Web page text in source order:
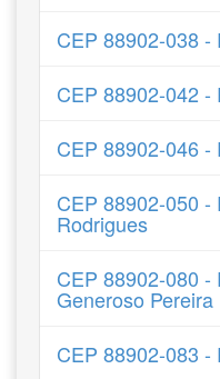
CEP 88902-038 -
CEP 88902-042 -
CEP 88902-046
CEP 88902-050
Rodrigues
CEP 88902-080 -
Generoso Pereira
CEP 88902-083 -